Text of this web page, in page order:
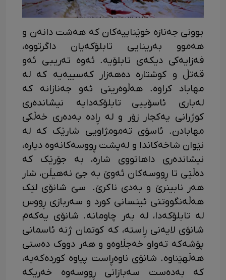
بوونی جەنازە خوێناییەکان کە هەشت دانەن و
هەموو بەرینایی تابلۆکەیان داگرتووە،
فەزایەکی دیکەی تابلۆیە. ئەوە تەریبی ئەو
قەتڵ و کوشتارە دەهەزار کەسییەیە کە لە
مهاباد کراوە. هەڵوەرینی ئەو جەنازانە کە
لەباری ئاسۆییی تابلۆکەدایە نیشاندەری
کوژرانی یەکجار زۆر و لە ڕادە بەدەری خەڵکی
مهابادن. ئاسۆی تەمومژاویی شارێک کە لە
نێوان شاخەکاندا و لەپشت ڕووسەکانەوە دیارە،
نیشاندەری داهاتووی شارە، بە جۆرێک کە
دەڵێی تا ڕووسەکان ئەوێ بە جێ نەهیڵن، شار
هەر نابینرێ و بەدی ناکرێ. سێ شانۆی لێک
هەڵەنگووتنی ئینسانی کورد و سەربازی ڕووس
لە تابلۆکەدا، لە بەر چاومانە. شانۆی یەکەم
شانۆی لایەنی ڕاستە، کە کوتمان ژنە ئاسمانی
پۆشەکە تەواو خەجڵاوەو و هەر دووک دەستی
هەڵهێناوە. شانۆی ناوەڕاست پیاوە کوردەکەیە،
کە بەدەست سەبازانی ڕووسەوە خەریکە